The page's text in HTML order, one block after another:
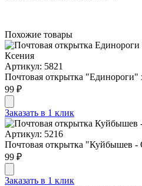
Похожие товары
Артикул: 5821
Почтовая открытка
99 ₽
Заказать в 1 клик
Артикул: 5216
Почтовая открытка "Куйбышев -
99 ₽
Заказать в 1 клик